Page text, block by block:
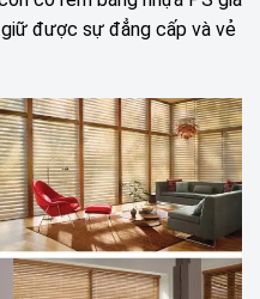
được sự đẳng cấp và vẻ